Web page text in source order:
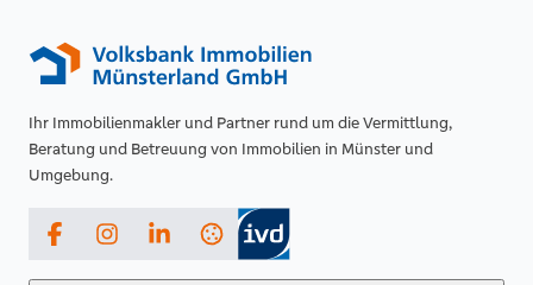
Ihr Immobilienmakler und Partner rund um die Vermittlung,
Beratung und Betreuung von Immobilien in Münster und
Umgebung.
FacebookInstagramLinkedIn